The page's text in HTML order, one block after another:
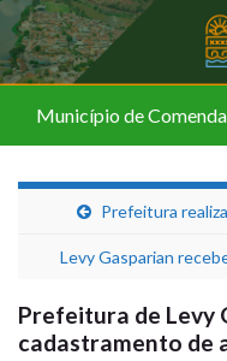
Município de
Prefeitura
Levy Gasparian
Prefeitura de Levy
cadastramento de